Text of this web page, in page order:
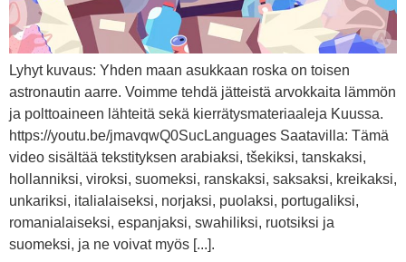
Lyhyt kuvaus: Yhden maan asukkaan roska on toisen
astronautin aarre. Voimme tehdä jätteistä arvokkaita lämmön
ja polttoaineen lähteitä sekä kierrätysmateriaaleja Kuussa.
https://youtu.be/jmavqwQ0SucLanguages Saatavilla: Tämä
video sisältää tekstityksen arabiaksi, tšekiksi, tanskaksi,
hollanniksi, viroksi, suomeksi, ranskaksi, saksaksi, kreikaksi,
unkariksi, italialaiseksi, norjaksi, puolaksi, portugaliksi,
romanialaiseksi, espanjaksi, swahiliksi, ruotsiksi ja
suomeksi, ja ne voivat myös [...].